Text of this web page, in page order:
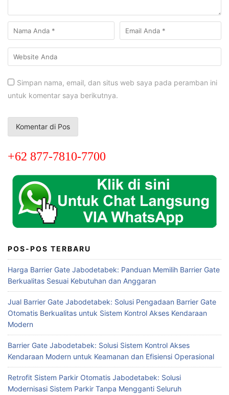
Simpan nama, email, dan situs web saya pada peramban ini
untuk komentar saya berikutnya.
+62 877-7810-7700
POS-POS TERBARU
Harga Barrier Gate Jabodetabek: Panduan Memilih Barrier Gate
Berkualitas Sesuai Kebutuhan dan Anggaran
Jual Barrier Gate Jabodetabek: Solusi Pengadaan Barrier Gate
Otomatis Berkualitas untuk Sistem Kontrol Akses Kendaraan
Modern
Barrier Gate Jabodetabek: Solusi Sistem Kontrol Akses
Kendaraan Modern untuk Keamanan dan Efisiensi Operasional
Retrofit Sistem Parkir Otomatis Jabodetabek: Solusi
Modernisasi Sistem Parkir Tanpa Mengganti Seluruh